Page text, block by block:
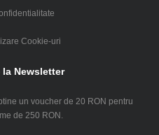
Cookie-uri
Newsletter
un voucher de 20 RON pentru
de 250 RON.